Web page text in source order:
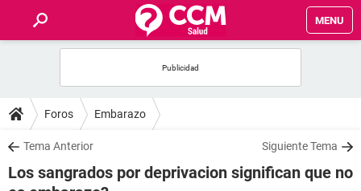
MENU
FOROS
SALUD
FAMILIA
Foros Embarazo
Tema Anterior Siguiente Tema
Los sangrados por deprivacion significan que no